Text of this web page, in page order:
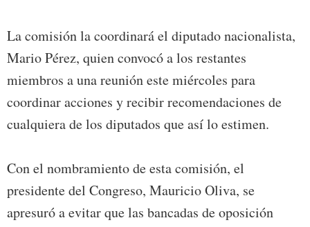
La comisión la coordinará el diputado nacionalista,
Mario Pérez, quien convocó a los restantes
miembros a una reunión este miércoles para
coordinar acciones y recibir recomendaciones de
cualquiera de los diputados que así lo estimen.
Con el nombramiento de esta comisión, el
presidente del Congreso, Mauricio Oliva, se
apresuró a evitar que las bancadas de oposición